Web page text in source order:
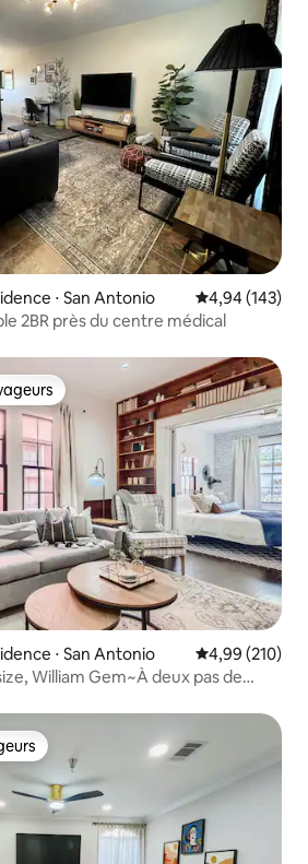
⋅ San Antonio Évaluation
4,94 (143)
2BR près du centre médical
les plus appréciés
⋅ San Antonio Évaluation
4,99 (210)
William Gem~À deux pas de